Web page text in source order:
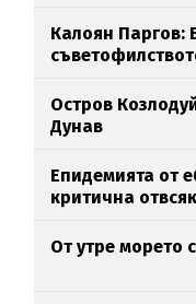
Калоян Паргов:
Остров
Дунав
Епидемията от
критична
От утре морето